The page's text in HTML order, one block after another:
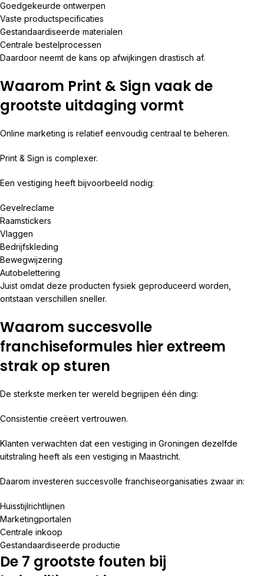
Goedgekeurde ontwerpen
Vaste productspecificaties
Gestandaardiseerde materialen
Centrale bestelprocessen
Daardoor neemt de kans op afwijkingen drastisch af.
Waarom Print & Sign vaak de
grootste uitdaging vormt
Online marketing is relatief eenvoudig centraal te beheren.
Print & Sign is complexer.
Een vestiging heeft bijvoorbeeld nodig:
Gevelreclame
Raamstickers
Vlaggen
Bedrijfskleding
Bewegwijzering
Autobelettering
Juist omdat deze producten fysiek geproduceerd worden,
ontstaan verschillen sneller.
Waarom succesvolle
franchiseformules hier extreem
strak op sturen
De sterkste merken ter wereld begrijpen één ding:
Consistentie creëert vertrouwen.
Klanten verwachten dat een vestiging in Groningen dezelfde
uitstraling heeft als een vestiging in Maastricht.
Daarom investeren succesvolle franchiseorganisaties zwaar in:
Huisstijlrichtlijnen
Marketingportalen
Centrale inkoop
Gestandaardiseerde productie
De 7 grootste fouten bij